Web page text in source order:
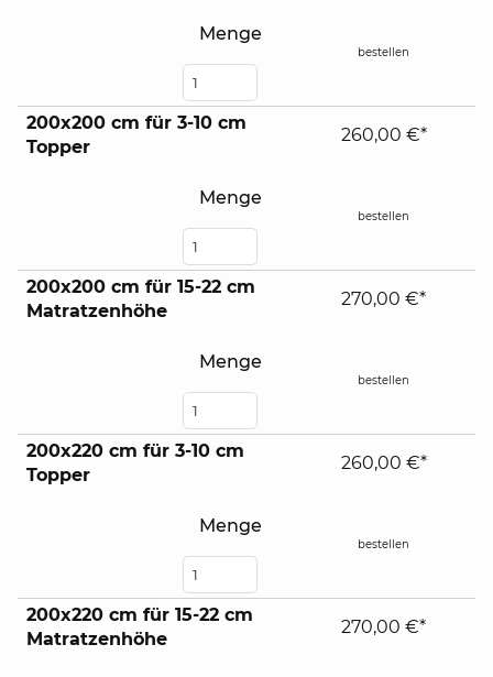
Menge
bestellen
200x200 cm für 3-10 cm
Topper
Menge
260,00 €*
bestellen
200x200 cm für 15-22 cm
Matratzenhöhe
Menge
270,00 €*
bestellen
200x220 cm für 3-10 cm
Topper
Menge
260,00 €*
bestellen
200x220 cm für 15-22 cm
Matratzenhöhe
270,00 €*